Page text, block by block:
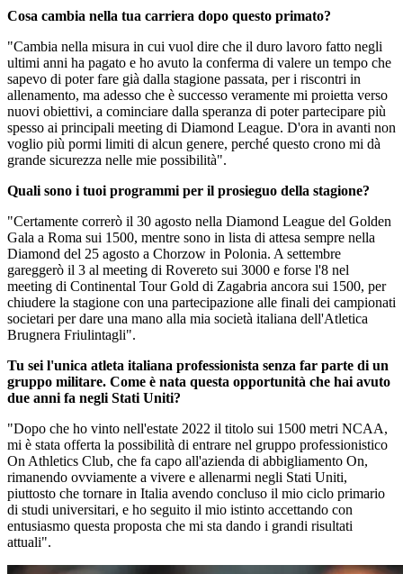
Cosa cambia nella tua carriera dopo questo primato?
"Cambia nella misura in cui vuol dire che il duro lavoro fatto negli
ultimi anni ha pagato e ho avuto la conferma di valere un tempo che
sapevo di poter fare già dalla stagione passata, per i riscontri in
allenamento, ma adesso che è successo veramente mi proietta verso
nuovi obiettivi, a cominciare dalla speranza di poter partecipare più
spesso ai principali meeting di Diamond League. D'ora in avanti non
voglio più pormi limiti di alcun genere, perché questo crono mi dà
grande sicurezza nelle mie possibilità".
Quali sono i tuoi programmi per il prosieguo della stagione?
"Certamente correrò il 30 agosto nella Diamond League del Golden
Gala a Roma sui 1500, mentre sono in lista di attesa sempre nella
Diamond del 25 agosto a Chorzow in Polonia. A settembre
gareggerò il 3 al meeting di Rovereto sui 3000 e forse l'8 nel
meeting di Continental Tour Gold di Zagabria ancora sui 1500, per
chiudere la stagione con una partecipazione alle finali dei campionati
societari per dare una mano alla mia società italiana dell'Atletica
Brugnera Friulintagli".
Tu sei l'unica atleta italiana professionista senza far parte di un
gruppo militare. Come è nata questa opportunità che hai avuto
due anni fa negli Stati Uniti?
"Dopo che ho vinto nell'estate 2022 il titolo sui 1500 metri NCAA,
mi è stata offerta la possibilità di entrare nel gruppo professionistico
On Athletics Club, che fa capo all'azienda di abbigliamento On,
rimanendo ovviamente a vivere e allenarmi negli Stati Uniti,
piuttosto che tornare in Italia avendo concluso il mio ciclo primario
di studi universitari, e ho seguito il mio istinto accettando con
entusiasmo questa proposta che mi sta dando i grandi risultati
attuali".